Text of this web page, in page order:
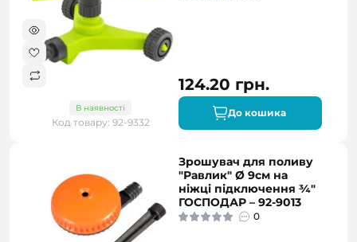
В наявності
Код товару: 92-9332
124.20 грн.
До кошика
Зрошувач для поливу
"Равлик" Ø 9см на
ніжці підключення ¾"
ГОСПОДАР – 92-9013
0